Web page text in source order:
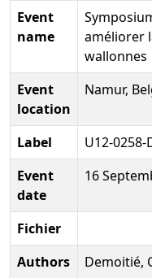
Event
name
améliorer
wallonnes
Event
location
Namur,
Label
U12-
Event
date
16
Fichier
Authors
Demoitié,